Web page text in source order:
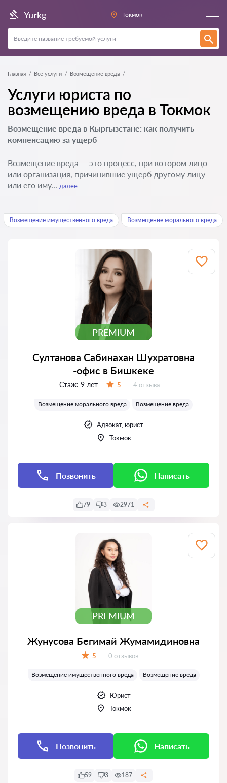
Yurkg Токмок
Главная Все услуги Возмещение вреда
Услуги юриста по
возмещению вреда в Токмок
Возмещение вреда в Кыргызстане: как получить
компенсацию за ущерб
Возмещение вреда — это процесс, при котором лицо
или организация, причинившие ущерб другому лицу
или его иму... далее
Возмещение имущественного вреда Возмещение морального вреда
PREMIUM
Султанова Сабинахан Шухратовна
-офис в Бишкеке
Стаж: 9 лет 5 Отзывов:
4 отзыва
Возмещение морального вреда Возмещение вреда
Адвокат, юрист
Токмок
Позвонить Написать
79 3 2971
PREMIUM
Жунусова Бегимай Жумамидиновна
5 Отзывов:
0 отзывов
Возмещение имущественного вреда Возмещение вреда
Юрист
Токмок
Позвонить Написать
59 3 187